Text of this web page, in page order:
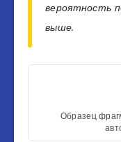
вероятность
выше.
Образец